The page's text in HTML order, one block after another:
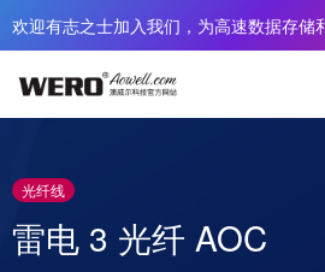
欢迎有志之士加入我们，为高速数据存储
光纤线
雷电 3 光纤 AOC